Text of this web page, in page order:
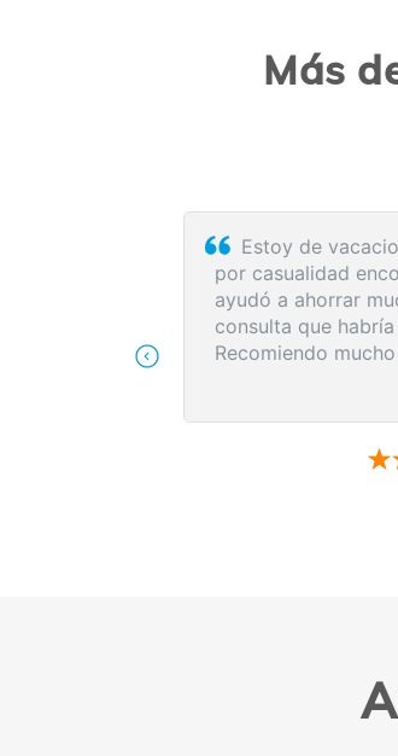
Más
que lo utilizo, Cómodo
El
con la
me
posibles